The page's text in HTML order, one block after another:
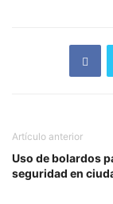
Artículo anterior
Uso de bolardos
seguridad en